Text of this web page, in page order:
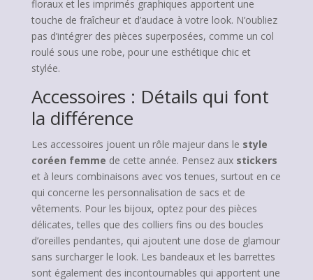
floraux et les imprimés graphiques apportent une
touche de fraîcheur et d’audace à votre look. N’oubliez
pas d’intégrer des pièces superposées, comme un col
roulé sous une robe, pour une esthétique chic et
stylée.
Accessoires : Détails qui font
la différence
Les accessoires jouent un rôle majeur dans le style
coréen femme de cette année. Pensez aux stickers
et à leurs combinaisons avec vos tenues, surtout en ce
qui concerne les personnalisation de sacs et de
vêtements. Pour les bijoux, optez pour des pièces
délicates, telles que des colliers fins ou des boucles
d’oreilles pendantes, qui ajoutent une dose de glamour
sans surcharger le look. Les bandeaux et les barrettes
sont également des incontournables qui apportent une